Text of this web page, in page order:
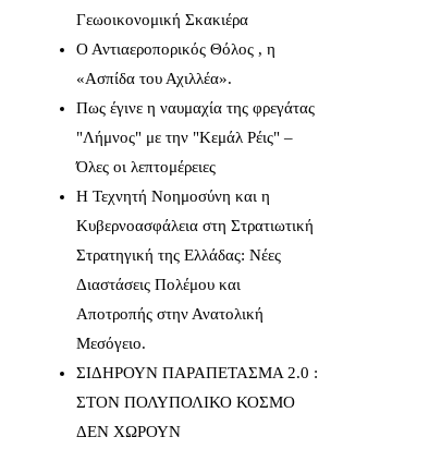
Γεωοικονομική Σκακιέρα
Ο Αντιαεροπορικός Θόλος , η
«Ασπίδα του Αχιλλέα».
Πως έγινε η ναυμαχία της φρεγάτας
"Λήμνος" με την "Κεμάλ Ρέις" –
Όλες οι λεπτομέρειες
Η Τεχνητή Νοημοσύνη και η
Κυβερνοασφάλεια στη Στρατιωτική
Στρατηγική της Ελλάδας: Νέες
Διαστάσεις Πολέμου και
Αποτροπής στην Ανατολική
Μεσόγειο.
ΣΙΔΗΡΟΥΝ ΠΑΡΑΠΕΤΑΣΜΑ 2.0 :
ΣΤΟΝ ΠΟΛΥΠΟΛΙΚΟ ΚΟΣΜΟ
ΔΕΝ ΧΩΡΟΥΝ